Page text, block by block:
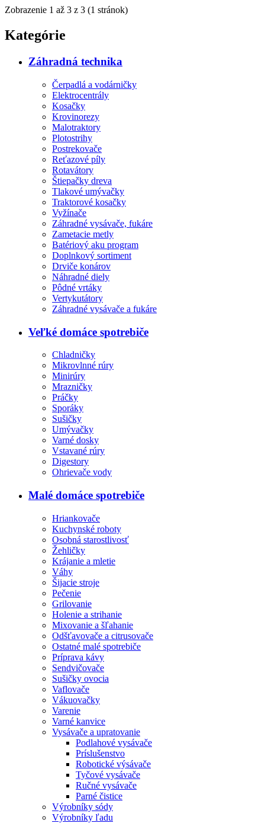
Zobrazenie 1 až 3 z 3 (1 stránok)
Kategórie
Záhradná technika
Čerpadlá a vodárničky
Elektrocentrály
Kosačky
Krovinorezy
Malotraktory
Plotostrihy
Postrekovače
Reťazové píly
Rotavátory
Štiepačky dreva
Tlakové umývačky
Traktorové kosačky
Vyžínače
Záhradné vysávače, fukáre
Zametacie metly
Batériový aku program
Doplnkový sortiment
Drviče konárov
Náhradné diely
Pôdné vrtáky
Vertykutátory
Záhradné vysávače a fukáre
Veľké domáce spotrebiče
Chladničky
Mikrovlnné rúry
Minirúry
Mrazničky
Práčky
Sporáky
Sušičky
Umývačky
Varné dosky
Vstavané rúry
Digestory
Ohrievače vody
Malé domáce spotrebiče
Hriankovače
Kuchynské roboty
Osobná starostlivosť
Žehličky
Krájanie a mletie
Váhy
Šijacie stroje
Pečenie
Grilovanie
Holenie a strihanie
Mixovanie a šľahanie
Odšťavovače a citrusovače
Ostatné malé spotrebiče
Príprava kávy
Sendvičovače
Sušičky ovocia
Vaflovače
Vákuovačky
Varenie
Varné kanvice
Vysávače a upratovanie
Podlahové vysávače
Príslušenstvo
Robotické výsávače
Tyčové vysávače
Ručné vysávače
Parné čistice
Výrobníky sódy
Výrobníky ľadu